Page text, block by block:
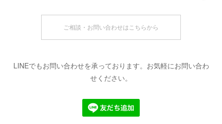
ご相談・お問い合わせはこちらから
LINEでもお問い合わせを承っております。お気軽にお問い合わ
せください。